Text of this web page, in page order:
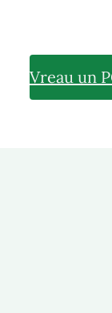
Vreau un